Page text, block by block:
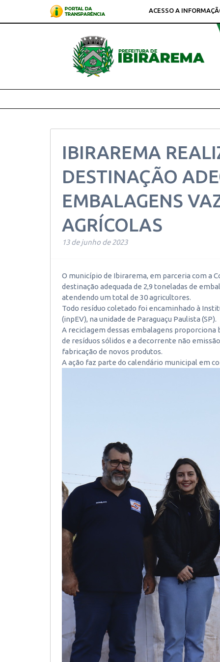
ACESSO A
IBIRAREMA
DESTINAÇÃO
EMBALAGENS
AGRÍCOLAS
13 de junho de 2023
O município de Ibirarema, em parceria com a
destinação adequada de 2,9 toneladas de
atendendo um total de 30 agricultores.
Todo resíduo coletado foi encaminhado à
(inpEV), na unidade de Paraguaçu Paulista (SP).
A reciclagem dessas embalagens
de resíduos sólidos e a decorrente não
fabricação de novos produtos.
A ação faz parte do calendário municipal em